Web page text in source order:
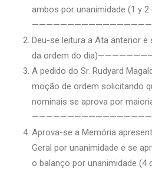
ambos por unanimidade (1 y
Deu-se leitura a Ata anterior e
da ordem do
A pedido do Sr. Rudyard
moção de ordem solicitando
nominais se aprova por
Aprova-se a Memória
Geral por unanimidade e se
o balanço por unanimidade (4